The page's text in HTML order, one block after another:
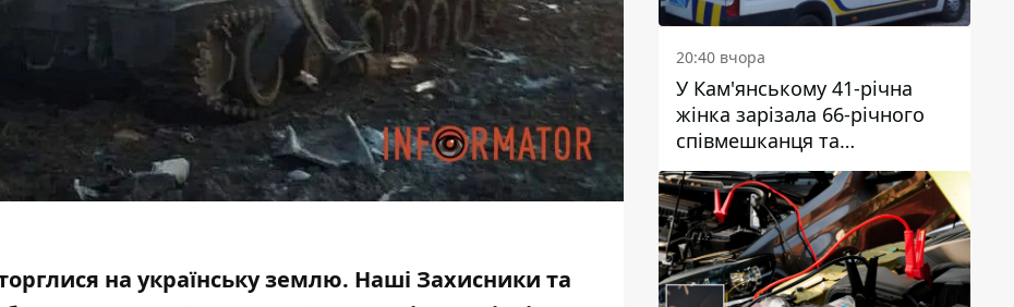
на українську землю. Наші Захисники та
20:40 вчора
У Кам'янському 41-річна
жінка зарізала 66-річного
співмешканця та
намагалась обманути
поліцейських